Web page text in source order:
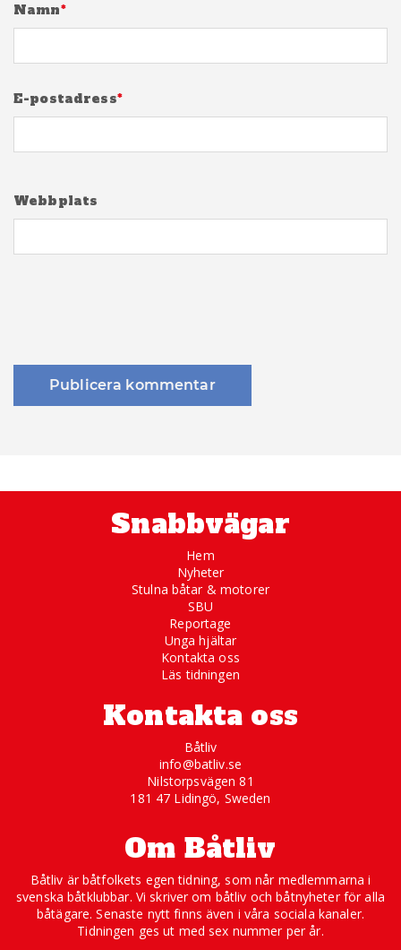
Namn*
E-postadress*
Webbplats
Snabbvägar
Hem
Nyheter
Stulna båtar & motorer
SBU
Reportage
Unga hjältar
Kontakta oss
Läs tidningen
Kontakta oss
Båtliv
info@batliv.se
Nilstorpsvägen 81
181 47 Lidingö, Sweden
Om Båtliv
Båtliv är båtfolkets egen tidning, som når medlemmarna i
svenska båtklubbar. Vi skriver om båtliv och båtnyheter för alla
båtägare. Senaste nytt finns även i våra sociala kanaler.
Tidningen ges ut med sex nummer per år.